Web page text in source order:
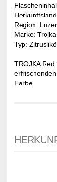
Region:
Marke: Trojka
Typ:
TROJKA
Farbe.